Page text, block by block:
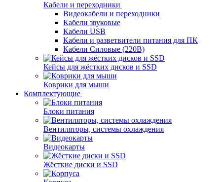
Кабели и переходники
Видеокабели и переходники
Кабели звуковые
Кабели USB
Кабели и разветвители питания для ПК
Кабели Силовые (220В)
Кейсы для жёстких дисков и SSD
Коврики для мыши
Комплектующие
Блоки питания
Вентиляторы, системы охлаждения
Видеокарты
Жёсткие диски и SSD